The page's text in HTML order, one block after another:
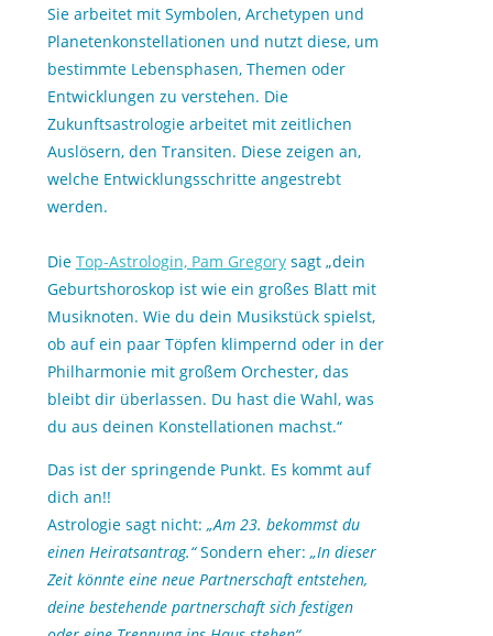
Sie arbeitet mit Symbolen, Archetypen und
Planetenkonstellationen und nutzt diese, um
bestimmte Lebensphasen, Themen oder
Entwicklungen zu verstehen. Die
Zukunftsastrologie arbeitet mit zeitlichen
Auslösern, den Transiten. Diese zeigen an,
welche Entwicklungsschritte angestrebt
werden.
Die Top-Astrologin, Pam Gregorysagt „dein
Geburtshoroskop ist wie ein großes Blatt mit
Musiknoten. Wie du dein Musikstück spielst,
ob auf ein paar Töpfen klimpernd oder in der
Philharmonie mit großem Orchester, das
bleibt dir überlassen. Du hast die Wahl, was
du aus deinen Konstellationen machst.“
Das ist der springende Punkt. Es kommt auf
dich an!!
Astrologie sagt nicht: „Am 23. bekommst du
einen Heiratsantrag.“Sondern eher: „In dieser
Zeit könnte eine neue Partnerschaft entstehen,
deine bestehende partnerschaft sich festigen